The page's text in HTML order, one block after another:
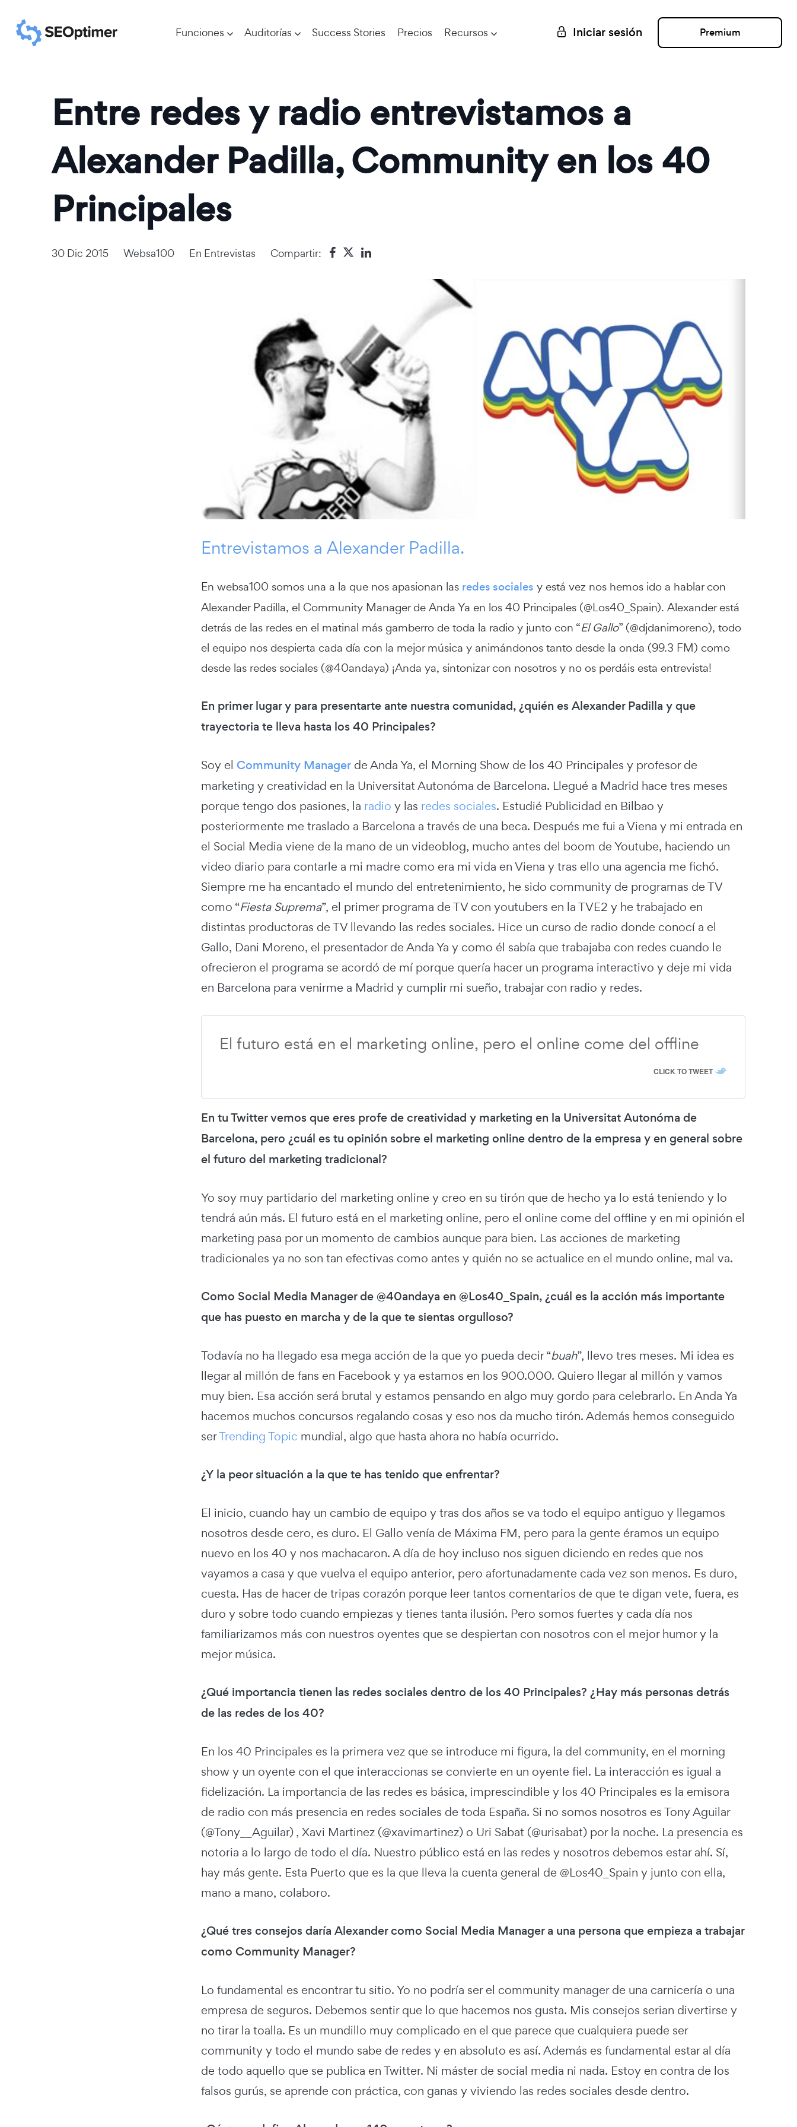
Funciones Auditorías Success Stories Precios Recursos Iniciar sesión Premium
Entre redes y radio entrevistamos a
Alexander Padilla, Community en los 40
Principales
30 Dic 2015 Websa100 En Entrevistas Compartir:
Entrevistamos a Alexander Padilla.
En websa100 somos una a la que nos apasionan las redes sociales y está vez nos hemos ido a hablar con
Alexander Padilla, el Community Manager de Anda Ya en los 40 Principales (@Los40_Spain). Alexander está
detrás de las redes en el matinal más gamberro de toda la radio y junto con “El Gallo” (@djdanimoreno), todo
el equipo nos despierta cada día con la mejor música y animándonos tanto desde la onda (99.3 FM) como
desde las redes sociales (@40andaya) ¡Anda ya, sintonizar con nosotros y no os perdáis esta entrevista!
En primer lugar y para presentarte ante nuestra comunidad, ¿quién es Alexander Padilla y que
trayectoria te lleva hasta los 40 Principales?
Soy el Community Manager de Anda Ya, el Morning Show de los 40 Principales y profesor de
marketing y creatividad en la Universitat Autonóma de Barcelona. Llegué a Madrid hace tres meses
porque tengo dos pasiones, la radio y las redes sociales. Estudié Publicidad en Bilbao y
posteriormente me traslado a Barcelona a través de una beca. Después me fui a Viena y mi entrada en
el Social Media viene de la mano de un videoblog, mucho antes del boom de Youtube, haciendo un
video diario para contarle a mi madre como era mi vida en Viena y tras ello una agencia me fichó.
Siempre me ha encantado el mundo del entretenimiento, he sido community de programas de TV
como “Fiesta Suprema”, el primer programa de TV con youtubers en la TVE2 y he trabajado en
distintas productoras de TV llevando las redes sociales. Hice un curso de radio donde conocí a el
Gallo, Dani Moreno, el presentador de Anda Ya y como él sabía que trabajaba con redes cuando le
ofrecieron el programa se acordó de mí porque quería hacer un programa interactivo y deje mi vida
en Barcelona para venirme a Madrid y cumplir mi sueño, trabajar con radio y redes.
El futuro está en el marketing online, pero el online come del offline
CLICK TO TWEET
En tu Twitter vemos que eres profe de creatividad y marketing en la Universitat Autonóma de
Barcelona, pero ¿cuál es tu opinión sobre el marketing online dentro de la empresa y en general sobre
el futuro del marketing tradicional?
Yo soy muy partidario del marketing online y creo en su tirón que de hecho ya lo está teniendo y lo
tendrá aún más. El futuro está en el marketing online, pero el online come del offline y en mi opinión el
marketing pasa por un momento de cambios aunque para bien. Las acciones de marketing
tradicionales ya no son tan efectivas como antes y quién no se actualice en el mundo online, mal va.
Como Social Media Manager de @40andaya en @Los40_Spain, ¿cuál es la acción más importante
que has puesto en marcha y de la que te sientas orgulloso?
Todavía no ha llegado esa mega acción de la que yo pueda decir “buah”, llevo tres meses. Mi idea es
llegar al millón de fans en Facebook y ya estamos en los 900.000. Quiero llegar al millón y vamos
muy bien. Esa acción será brutal y estamos pensando en algo muy gordo para celebrarlo. En Anda Ya
hacemos muchos concursos regalando cosas y eso nos da mucho tirón. Además hemos conseguido
serTrending Topic mundial, algo que hasta ahora no había ocurrido.
¿Y la peor situación a la que te has tenido que enfrentar?
El inicio, cuando hay un cambio de equipo y tras dos años se va todo el equipo antiguo y llegamos
nosotros desde cero, es duro. El Gallo venía de Máxima FM, pero para la gente éramos un equipo
nuevo en los 40 y nos machacaron. A día de hoy incluso nos siguen diciendo en redes que nos
vayamos a casa y que vuelva el equipo anterior, pero afortunadamente cada vez son menos. Es duro,
cuesta. Has de hacer de tripas corazón porque leer tantos comentarios de que te digan vete, fuera, es
duro y sobre todo cuando empiezas y tienes tanta ilusión. Pero somos fuertes y cada día nos
familiarizamos más con nuestros oyentes que se despiertan con nosotros con el mejor humor y la
mejor música.
¿Qué importancia tienen las redes sociales dentro de los 40 Principales? ¿Hay más personas detrás
de las redes de los 40?
En los 40 Principales es la primera vez que se introduce mi figura, la del community, en el morning
show y un oyente con el que interaccionas se convierte en un oyente fiel. La interacción es igual a
fidelización. La importancia de las redes es básica, imprescindible y los 40 Principales es la emisora
de radio con más presencia en redes sociales de toda España. Si no somos nosotros es Tony Aguilar
(@Tony__Aguilar) , Xavi Martinez (@xavimartinez) o Uri Sabat (@urisabat) por la noche. La presencia es
notoria a lo largo de todo el día. Nuestro público está en las redes y nosotros debemos estar ahí. Sí,
hay más gente. Esta Puerto que es la que lleva la cuenta general de @Los40_Spain y junto con ella,
mano a mano, colaboro.
¿Qué tres consejos daría Alexander como Social Media Manager a una persona que empieza a trabajar
como Community Manager?
Lo fundamental es encontrar tu sitio. Yo no podría ser el community manager de una carnicería o una
empresa de seguros. Debemos sentir que lo que hacemos nos gusta. Mis consejos serian divertirse y
no tirar la toalla. Es un mundillo muy complicado en el que parece que cualquiera puede ser
community y todo el mundo sabe de redes y en absoluto es así. Además es fundamental estar al día
de todo aquello que se publica en Twitter. Ni máster de social media ni nada. Estoy en contra de los
falsos gurús, se aprende con práctica, con ganas y viviendo las redes sociales desde dentro.